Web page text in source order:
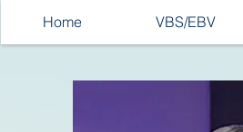
Home VBS/EBV